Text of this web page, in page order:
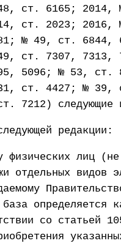
ст. 6165; 2014,
ст. 2023;
№ 49, ст. 6844,
ст. 7307, 7313,
5096; № 53, ст.
ст. 4427; № 39,
следующие
редакции:
физических лиц (не
отдельных видов
определяется
со статьей